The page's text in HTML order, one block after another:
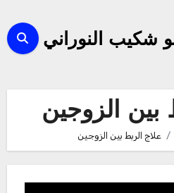
شكيب النوراني
بين الزوجين
علاج الربط بين الزوجين